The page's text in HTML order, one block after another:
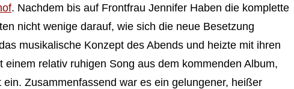
. Nachdem bis auf Frontfrau Jennifer Haben die komplette
nicht wenige darauf, wie sich die neue Besetzung
musikalische Konzept des Abends und heizte mit ihren
einem relativ ruhigen Song aus dem kommenden Album,
Zusammenfassend war es ein gelungener, heißer